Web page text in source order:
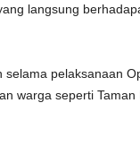
langsung
pelaksanaan
warga seperti